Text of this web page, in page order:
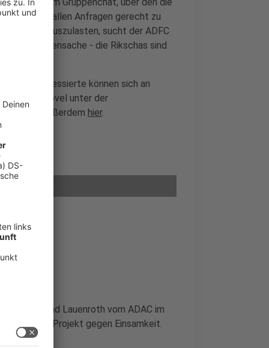
Um allen Anfragen gerecht zu
voll auszulasten, sucht der ADFC
Nebensache - die Rikschas sind
Interessierte können sich an
/ Sprockhövel unter der
gibt es außerdem hier.
betont Bernd Lauenroth vom ADAC im
sei auch ein Projekt gegen Einsamkeit.